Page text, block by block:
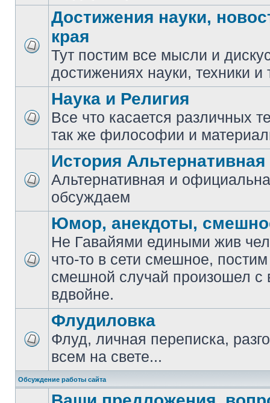
Достижения науки,
края
Тут постим все мысли и
достижениях науки, техники и
Наука и Религия
Все что касается различных
так же философии и
История
Альтернативная и
обсуждаем
Юмор, анекдоты,
Не Гавайями едиными жив
что-то в сети смешное,
смешной случай произошел с
вдвойне.
Флудиловка
Флуд, личная переписка,
всем на свете...
Обсуждение работы сайта